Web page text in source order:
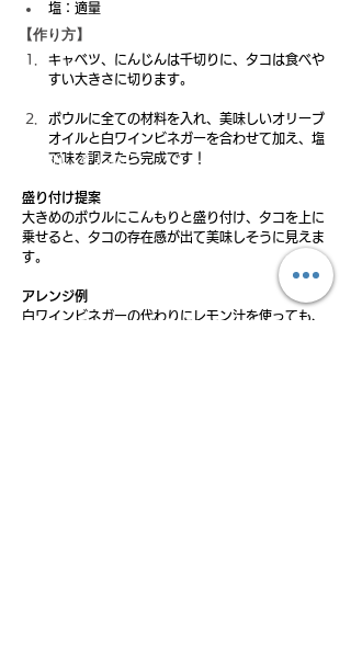
塩：適量
【作り方】
キャベツ、にんじんは千切りに、タコは食べや
すい大きさに切ります。
ボウルに全ての材料を入れ、美味しいオリーブ
オイルと白ワインビネガーを合わせて加え、塩
で味を調えたら完成です！
盛り付け提案
大きめのボウルにこんもりと盛り付け、タコを上に
乗せると、タコの存在感が出て美味しそうに見えま
す。
アレンジ例
白ワインビネガーの代わりにレモン汁を使っても、
【材料】 2人分